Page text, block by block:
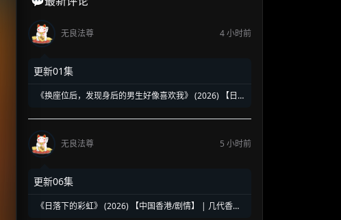
无良法尊 4 小时前
更新01集
《换座位后，发现身后的男生好像喜欢我》 (2026) 【日
座位引发的直球高甜校园BL
无良法尊
5 小时前
更新06集
《日落下的彩虹》 (2026) 【中国香港/剧情】 | 几代香港